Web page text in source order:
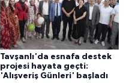
Tavşanlı'da esnafa destek
projesi hayata geçti:
'Alışveriş Günleri' başladı